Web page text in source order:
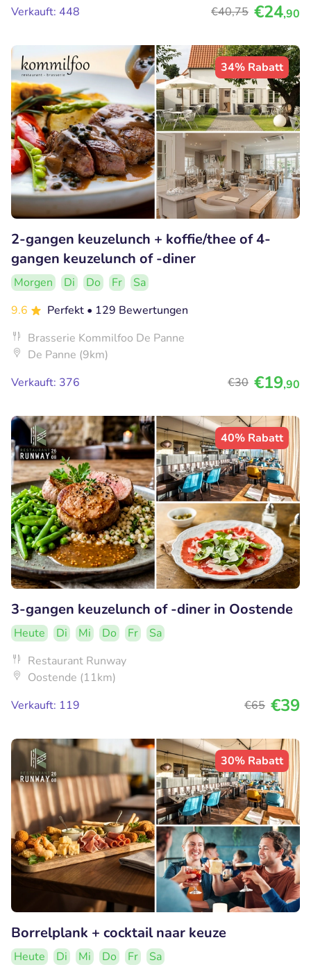
Verkauft: 448
€40,75 €24,90
34% Rabatt
2-gangen keuzelunch + koffie/thee of 4-
gangen keuzelunch of -diner
Morgen Di Do Fr
Sa
9.6
Perfekt • 129 Bewertungen
Brasserie Kommilfoo De Panne
De Panne (9km)
Verkauft: 376
€30 €19,90
40% Rabatt
3-gangen keuzelunch of -diner in Oostende
Heute Di Mi Do Fr
Sa
Restaurant Runway
Oostende (11km)
Verkauft: 119
€65 €39
30% Rabatt
Borrelplank + cocktail naar keuze
Heute Di Mi Do Fr
Sa